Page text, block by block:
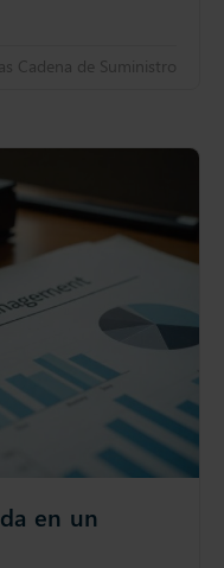
Cadena de Suministro
en un